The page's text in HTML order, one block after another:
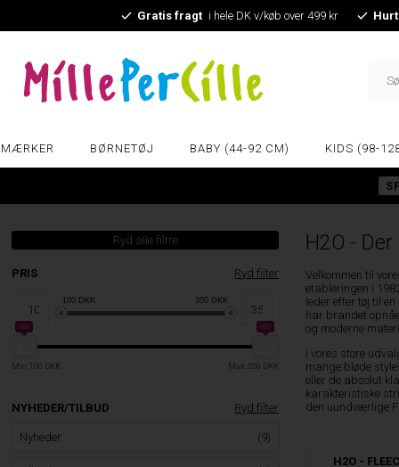
Gratis fragt i hele DK v/køb over 499 kr
MÆRKER BØRNETØJ BABY (44-92 CM) KIDS (98-
Ryd alle filtre
PRIS Ryd filter
100 DKK 350 DKK
100 350
Min: 100 DKK Max: 350 DKK
NYHEDER/TILBUD Ryd filter
Nyheder (9)
H2O -
Velkommen til
etableringen i
leder efter tøj til
har brandet
og moderne
I vores store
mange bløde
eller de absolut
karakteristiske
den uundværlige
H2O -